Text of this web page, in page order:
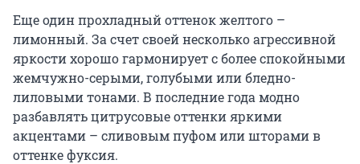
Еще один прохладный оттенок желтого –
лимонный. За счет своей несколько агрессивной
яркости хорошо гармонирует с более спокойными
жемчужно-серыми, голубыми или бледно-
лиловыми тонами. В последние года модно
разбавлять цитрусовые оттенки яркими
акцентами – сливовым пуфом или шторами в
оттенке фуксия.